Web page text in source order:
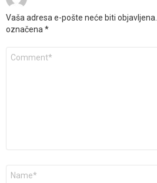
Vaša adresa e-pošte neće biti objavljena.
označena*
Komentar
Ime